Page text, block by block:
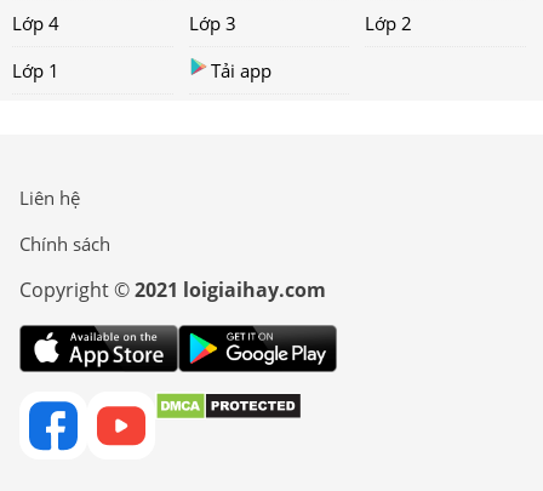
Lớp 4
Lớp 3
Lớp 2
Lớp 1
Tải app
Liên hệ
Chính sách
Copyright ©2021 loigiaihay.com